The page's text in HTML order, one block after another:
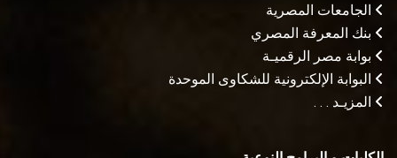
الجامعات المصرية
بنك المعرفة المصري
بوابة مصر الرقميـة
البوابة الإلكترونية للشكاوى الموحدة
المزيـد . . .